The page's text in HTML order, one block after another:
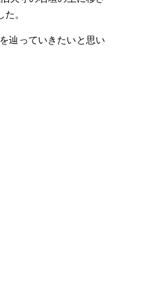
。
辿っていきたいと思い